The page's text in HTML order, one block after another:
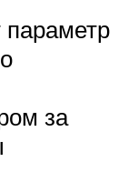
параметр
за